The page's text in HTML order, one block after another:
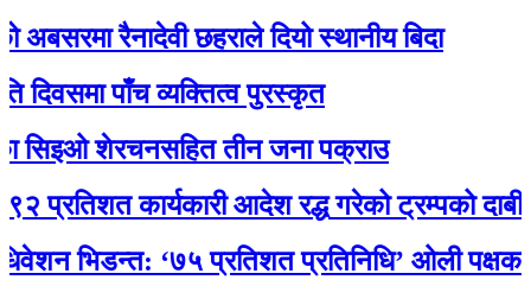
रैनादेवी छहराले दियो स्थानीय बिदा
पाँच व्यक्तित्व पुरस्कृत
शेरचनसहित तीन जना पक्राउ
कार्यकारी आदेश रद्ध गरेको ट्रम्पको दाबी
भिडन्त: ‘७५ प्रतिशत प्रतिनिधि’ ओली पक्षका,